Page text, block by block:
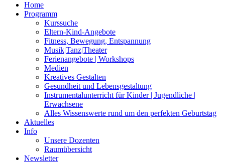
Home
Programm
Kurssuche
Eltern-Kind-Angebote
Fitness, Bewegung, Entspannung
Musik|Tanz|Theater
Ferienangebote | Workshops
Medien
Kreatives Gestalten
Gesundheit und Lebensgestaltung
Instrumentalunterricht für Kinder | Jugendliche |
Erwachsene
Alles Wissenswerte rund um den perfekten Geburtstag
Aktuelles
Info
Unsere Dozenten
Raumübersicht
Newsletter